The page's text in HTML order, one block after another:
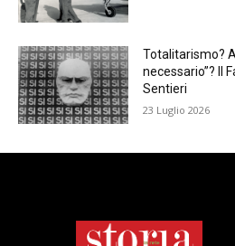
Totalitarismo?
necessario”? Il
Sentieri
23 Luglio 2026